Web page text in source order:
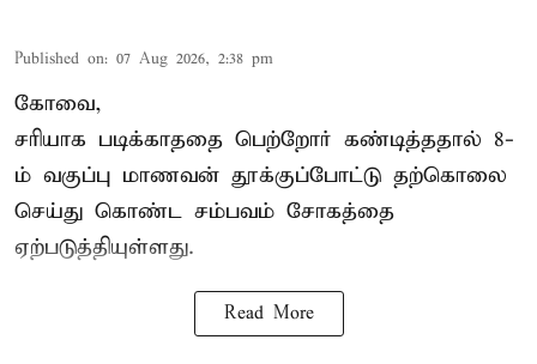
Published on: 07 Aug 2026, 2:38 pm
கோவை,
சரியாக படிக்காததை பெற்றோர் கண்டித்ததால் 8-
ம் வகுப்பு மாணவன் தூக்குப்போட்டு தற்கொலை
செய்து கொண்ட சம்பவம் சோகத்தை
ஏற்படுத்தியுள்ளது.
Read More